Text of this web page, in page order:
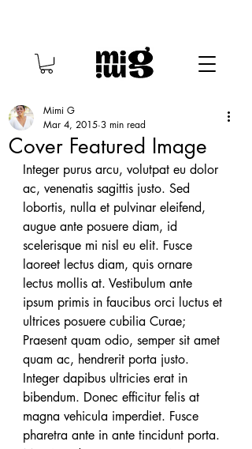
Cover Featured Image
Mimi G
Mar 4, 2015 3 min read
Integer purus arcu, volutpat eu dolor
ac, venenatis sagittis justo. Sed
lobortis, nulla et pulvinar eleifend,
augue ante posuere diam, id
scelerisque mi nisl eu elit. Fusce
laoreet lectus diam, quis ornare
lectus mollis at. Vestibulum ante
ipsum primis in faucibus orci luctus et
ultrices posuere cubilia Curae;
Praesent quam odio, semper sit amet
quam ac, hendrerit porta justo.
Integer dapibus ultricies erat in
bibendum. Donec efficitur felis at
magna vehicula imperdiet. Fusce
pharetra ante in ante tincidunt porta.